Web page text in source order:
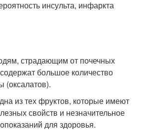
инсульта, инфаркта
страдающим от почечных
большое количество
(оксалатов).
из тех фруктов, которые имеют
свойств и незначительное
для здоровья.